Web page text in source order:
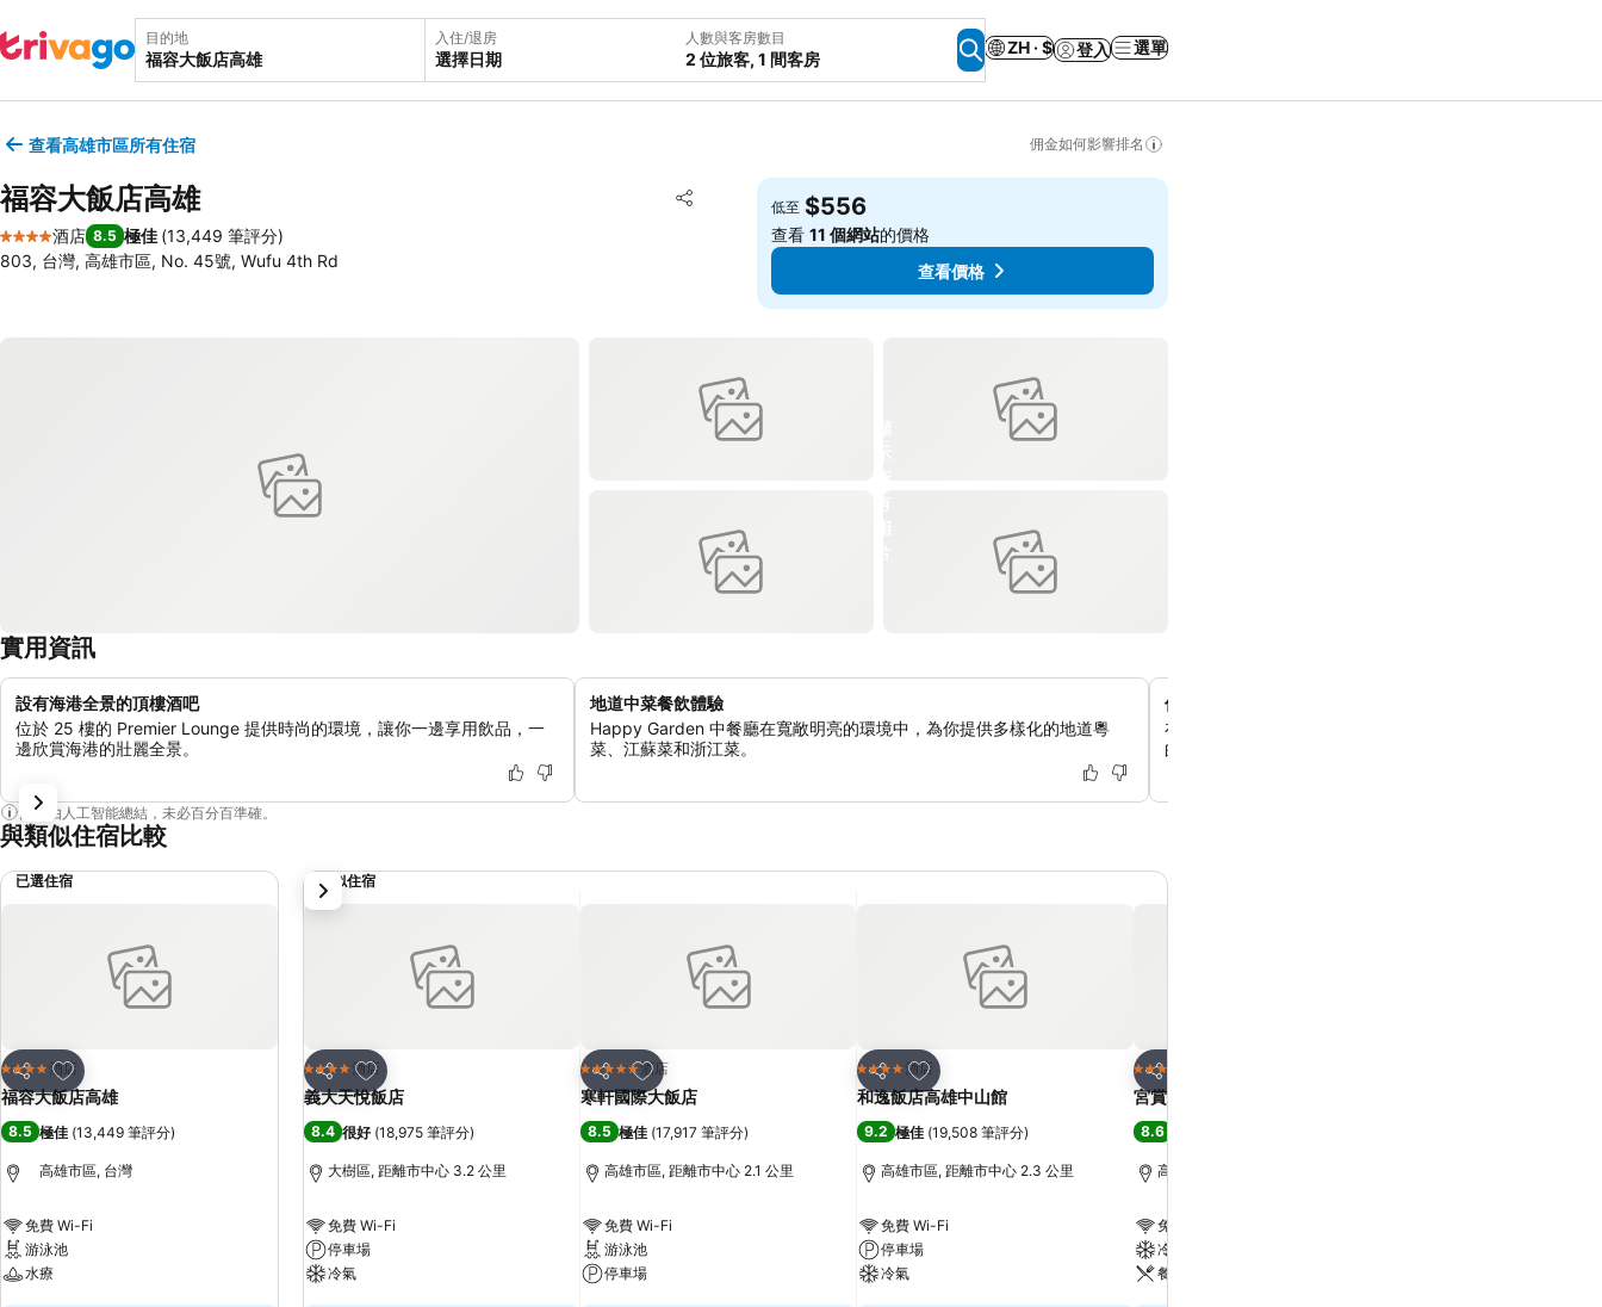
目的地 入住/退房
選擇日期
人數與客房數目
2 位旅客, 1 間客房
ZH · $ 登入 選單
查看高雄市區所有住宿 佣金如何影響排名
福容大飯店高雄 分享
放到收藏夾
4 星級
酒店 8.5 極佳 (13,449 筆評分)
803, 台灣, 高雄市區, No. 45號, Wufu 4th Rd
低至 $556
查看11 個網站的價格
查看價格
實用資訊
設有海港全景的頂樓酒吧
位於 25 樓的 Premier Lounge 提供時尚的環境，讓你一邊享用飲品，一
邊欣賞海港的壯麗全景。
地道中菜餐飲體驗
Happy Garden 中餐廳在寬敞明亮的環境中，為你提供多樣化的地道粵
菜、江蘇菜和浙江菜。
傳統溫泉和蒸汽室
在酒店內的溫泉放鬆身心，這裡有不同溫度的水池和蒸汽
的探索後得到極致的放鬆。
內容由人工智能總結，未必百分百準確。
與類似住宿比較
已選住宿
分享
放到收藏夾
4 星級 酒店
福容大飯店高雄
8.5 極佳 (13,449 筆評分)
高雄市區, 台灣
免費 Wi-Fi
游泳池
水療
類似住宿
分享
放到收藏夾
4 星級 酒店
義大天悅飯店
8.4 很好 (18,975 筆評分)
大樹區, 距離市中心 3.2 公里
免費 Wi-Fi
停車場
冷氣
分享
放到收藏夾
5 星級 酒店
寒軒國際大飯店
8.5 極佳 (17,917 筆評分)
高雄市區, 距離市中心 2.1 公里
免費 Wi-Fi
游泳池
停車場
分享
放到收藏夾
4 星級 酒店
和逸飯店高雄中山館
9.2 極佳 (19,508 筆評分)
高雄市區, 距離市中心 2.3 公里
免費 Wi-Fi
停車場
冷氣
分享
4 星級
宮賞藝術大飯店
8.6
高雄市區, 距離市中心 1.0 公里
免費 Wi-Fi
冷氣
餐廳
下一步